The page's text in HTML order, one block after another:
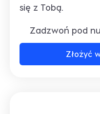
się z Tobą.
Zadzwoń pod
Złożyć